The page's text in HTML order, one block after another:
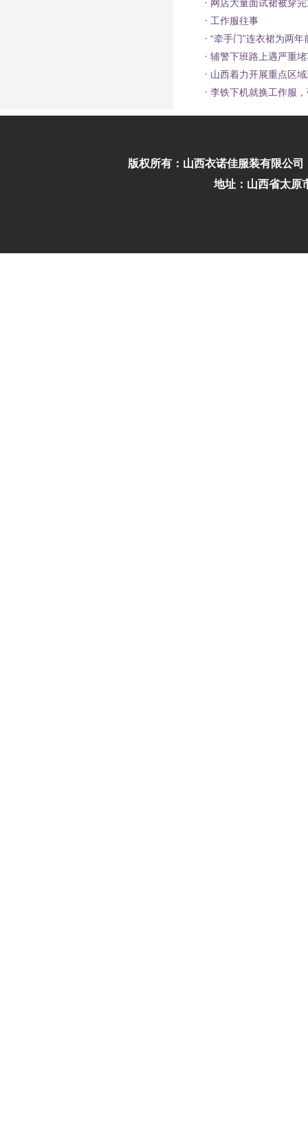
· 网店大量面试裙被穿
· 工作服往事
· “牵手门”连衣裙为两
· 辅警下班路上遇严重
· 山西着力开展重点区
· 李铁下机就换工作服
版权所有： 山西衣诺佳服装有限公司
地址：山西省太原